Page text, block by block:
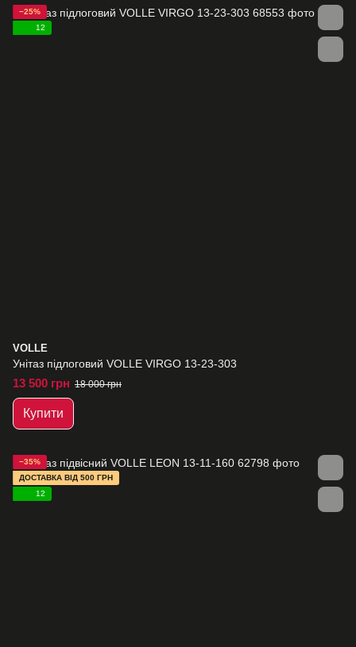
−25%
12
VOLLE
Унітаз підлоговий VOLLE VIRGO 13-23-303
13 500 грн 18 000 грн
Купити
−35%
ДОСТАВКА ВІД 500 ГРН
12